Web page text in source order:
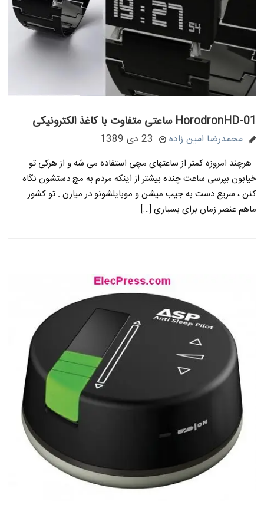
HorodronHD-01 ساعتی متفاوت با کاغذ الکترونیکی
محمدرضا امین زاده 23 دی 1389
هرچند امروزه کمتر از ساعتهای مچی استفاده می شه و از هرکی تو
خیابون بپرسی ساعت چنده بیشتر از اینکه مردم به مچ دستشون نگاه
کنن ، سریع دست به جیب میشن و موبایلشونو در میارن . تو کشور
ماهم عنصر زمان برای بسیاری […]